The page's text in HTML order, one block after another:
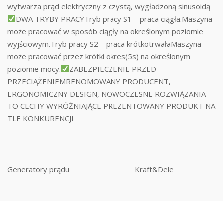
wytwarza prąd elektryczny z czystą, wygładzoną sinusoidą
DWA TRYBY PRACYTryb pracy S1 – praca ciągła.Maszyna
może pracować w sposób ciągły na określonym poziomie
wyjściowym.Tryb pracy S2 – praca krótkotrwałaMaszyna
może pracować przez krótki okres(5s) na określonym
poziomie mocy.
ZABEZPIECZENIE PRZED
PRZECIĄŻENIEMRENOMOWANY PRODUCENT,
ERGONOMICZNY DESIGN, NOWOCZESNE ROZWIĄZANIA –
TO CECHY WYRÓŻNIAJĄCE PREZENTOWANY PRODUKT NA
TLE KONKURENCJI
Generatory prądu Kraft&Dele